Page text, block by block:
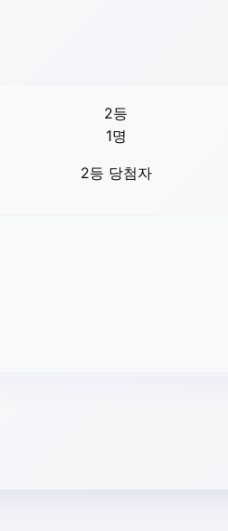
2등
1명
2등 당첨자